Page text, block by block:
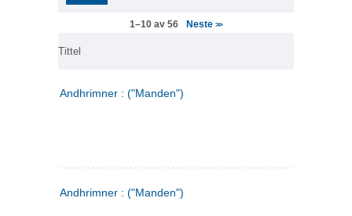
1–10 av 56 Neste>>
Tittel
Andhrimner : ("Manden")
Andhrimner : ("Manden")